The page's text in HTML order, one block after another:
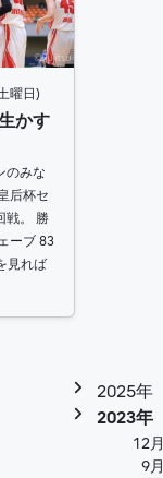
曜日)
かす
のみな
后杯セ
戦。 勝
ーブ 83
見れば
2025年
2023年
12月
9月